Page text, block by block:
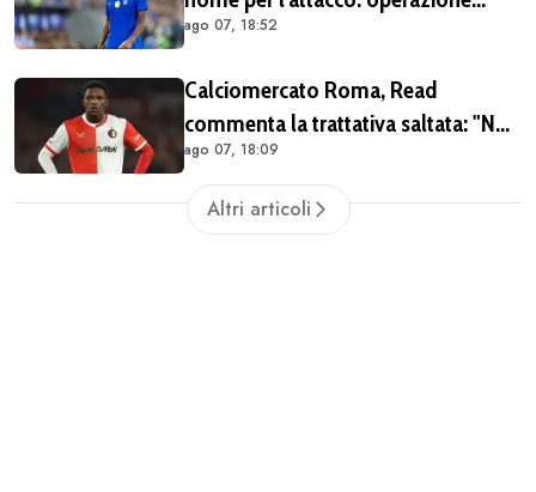
fattibile solo in prestito
ago 07, 18:52
Calciomercato Roma, Read
commenta la trattativa saltata: "Non
dovevo per forza lasciare il
Feyenoord. Giochiamo la
Champions e ho ancora da imparare
ago 07, 18:09
Altri articoli